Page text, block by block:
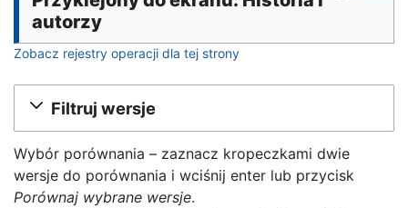
autorzy
Zobacz rejestry operacji dla tej strony
Filtruj wersje
Wybór porównania – zaznacz kropeczkami dwie
wersje do porównania i wciśnij enter lub przycisk
Porównaj wybrane wersje.